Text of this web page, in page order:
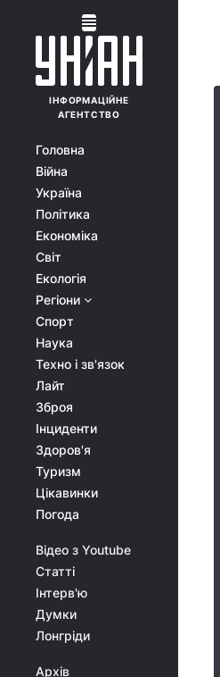
ІНФОРМАЦІЙНЕ
АГЕНТСТВО
Головна
Війна
Україна
Політика
Економіка
Світ
Екологія
Регіони
Спорт
Наука
Техно і зв'язок
Лайт
Зброя
Інциденти
Здоров'я
Туризм
Цікавинки
Погода
Відео з Youtube
Статті
Інтерв'ю
Думки
Лонгріди
Архів